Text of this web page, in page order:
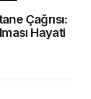
Çağrısı:
Hayati